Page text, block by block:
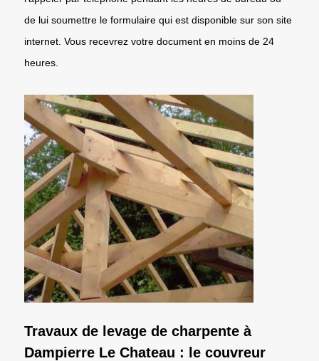
de lui soumettre le formulaire qui est disponible sur son site
internet. Vous recevrez votre document en moins de 24
heures.
Travaux de levage de charpente à
Dampierre Le Chateau : le couvreur